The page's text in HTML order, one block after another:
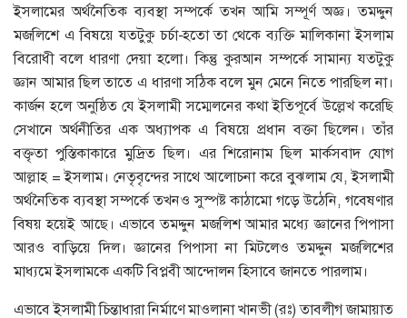
ইসলামের অর্থনৈতিক ব্যবস্থা সম্পর্কে তখন আমি সম্পূর্ণ অজ্ঞ। তমদ্দুন
মজলিশে এ বিষয়ে যতটুকু চর্চা-হতো তা থেকে ব্যক্তি মালিকানা ইসলাম
বিরোধী বলে ধারণা দেয়া হলো। কিন্তু কুরআন সম্পর্কে সামান্য যতটুকু
জ্ঞান আমার ছিল তাতে এ ধারণা সঠিক বলে মুন মেনে নিতে পারছিল না।
কার্জন হলে অনুষ্ঠিত যে ইসলামী সম্মেলনের কথা ইতিপূর্বে উল্লেখ করেছি
সেখানে অর্থনীতির এক অধ্যাপক এ বিষয়ে প্রধান বক্তা ছিলেন। তাঁর
বক্তৃতা পুস্তিকাকারে মুদ্রিত ছিল। এর শিরোনাম ছিল মার্কসবাদ যোগ
আল্লাহ = ইসলাম। নেতৃবৃন্দের সাথে আলোচনা করে বুঝলাম যে, ইসলামী
অর্থনৈতিক ব্যবস্থা সম্পর্কে তখনও সুস্পষ্ট কাঠামো গড়ে উঠেনি, গবেষণার
বিষয় হয়েই আছে। এভাবে তমদ্দুন মজলিশ আমার মধ্যে জ্ঞানের পিপাসা
আরও বাড়িয়ে দিল। জ্ঞানের পিপাসা না মিটলেও তমদ্দুন মজলিশের
মাধ্যমে ইসলামকে একটি বিপ্লবী আন্দোলন হিসাবে জানতে পারলাম।
এভাবে ইসলামী চিন্তাধারা নির্মাণে মাওলানা খানভী (রঃ) তাবলীগ জামায়াত